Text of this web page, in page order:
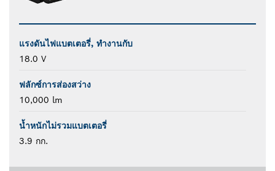
แรงดันไฟแบตเตอรี่, ทำงานกับ
18.0 V
ฟลักซ์การส่องสว่าง
10,000 lm
น้ำหนักไม่รวมแบตเตอรี่
3.9 กก.